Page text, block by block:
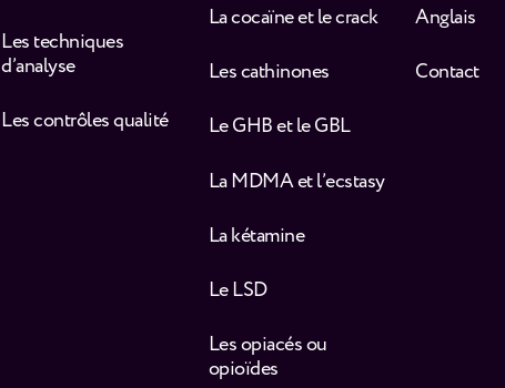
Les techniques
d’analyse
Les contrôles qualité
La cocaïne et le crack
Les cathinones
Le GHB et le GBL
La MDMA et l’ecstasy
La kétamine
Le LSD
Les opiacés ou
opioïdes
Anglais
Contact